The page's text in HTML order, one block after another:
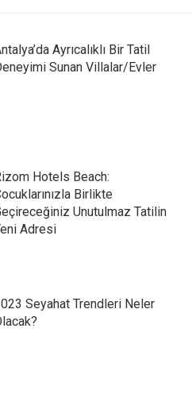
Ayrıcalıklı Bir Tatil
Sunan Villalar/Evler
Hotels Beach:
Birlikte
Unutulmaz Tatilin
Adresi
Seyahat Trendleri Neler